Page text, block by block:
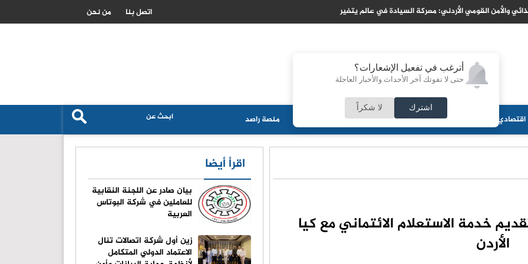
أترغب في تفعيل الإشعارات؟
حتى لا تفوتك آخر الأحداث والأخبار العاجلة
اشترك لا شكراً
ان التحالف البحري الدفاعي ركيزة اساسية لتعزيز امن الملاحة الدولية ارتفاع طلبات اعانة البطالة الامريكية مع استمرار متانة سوق العمل
من نحن اتصل بنا
اقتصادي منوعات ثقافة مجلس الأمة منصة راصد
خدمة الاستعلام الائتماني مع كيا
الأردن
اقرأ أيضا
بيان صادر عن اللجنة النقابية
للعاملين في شركة البوتاس
العربية
زين أول شركة اتصالات تنال
الاعتماد الدولي المتكامل